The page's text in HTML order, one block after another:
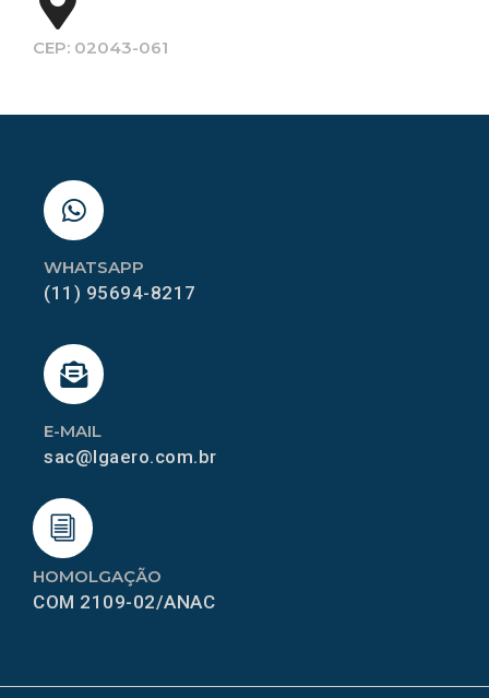
CEP: 02043-061
HOMOLGAÇÃO
COM 2109-02/ANAC
E-MAIL
sac@lgaero.com.br
WHATSAPP
(11) 95694-8217